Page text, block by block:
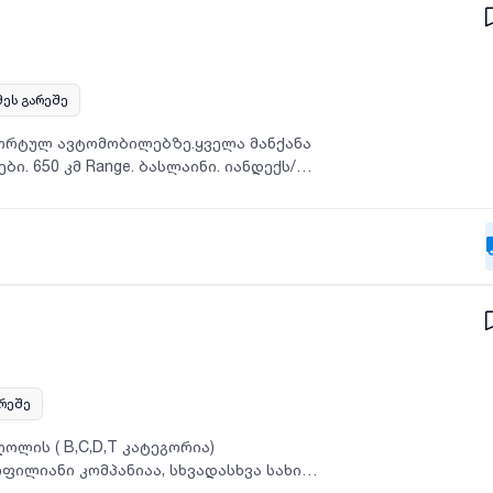
გარეშე
ავტომობილებზე.ყველა მანქანა
650 კმ Range. ბასლაინი. იანდექს/
გრაფიკი✅ სტაბილური
მიღება, მოგვწერეთ პირად
შესყიდვითაც მანქანები.
( B,C,D,T კატეგორია)
კომპანიაა, სხვადასხვა სახის